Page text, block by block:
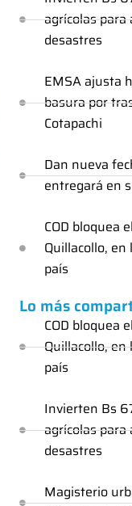
agrícolas
desastres
EMSA ajusta
basura por
Cotapachi
Dan nueva
entregará en
COD bloquea
Quillacollo, en
país
Lo más
COD bloquea
Quillacollo, en
país
Invierten Bs
agrícolas
desastres
Magisterio